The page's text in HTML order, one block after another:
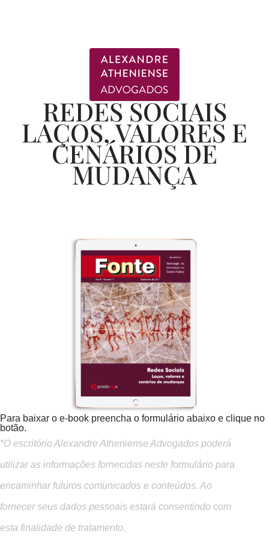
REDES SOCIAIS
LAÇOS, VALORES E
CENÁRIOS DE
MUDANÇA
Para baixar o e-book preencha o formulário abaixo e clique no
botão.
*O escritório Alexandre Atheniense Advogados poderá
utilizar as informações fornecidas neste formulário para
encaminhar futuros comunicados e conteúdos. Ao
fornecer seus dados pessoais estará consentindo com
esta finalidade de tratamento.